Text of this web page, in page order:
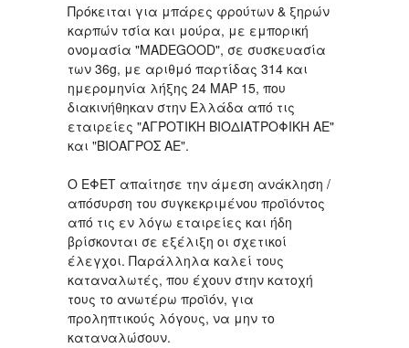
Πρόκειται για μπάρες φρούτων & ξηρών
καρπών τσία και μούρα, με εμπορική
ονομασία "MADEGOOD", σε συσκευασία
των 36g, με αριθμό παρτίδας 314 και
ημερομηνία λήξης 24 MAΡ 15, που
διακινήθηκαν στην Ελλάδα από τις
εταιρείες "ΑΓΡΟΤΙΚΗ ΒΙΟΔΙΑΤΡΟΦΙΚΗ ΑΕ"
και "BIOAΓΡΟΣ ΑΕ".
Ο ΕΦΕΤ απαίτησε την άμεση ανάκληση /
απόσυρση του συγκεκριμένου προϊόντος
από τις εν λόγω εταιρείες και ήδη
βρίσκονται σε εξέλιξη οι σχετικοί
έλεγχοι. Παράλληλα καλεί τους
καταναλωτές, που έχουν στην κατοχή
τους το ανωτέρω προϊόν, για
προληπτικούς λόγους, να μην το
καταναλώσουν.